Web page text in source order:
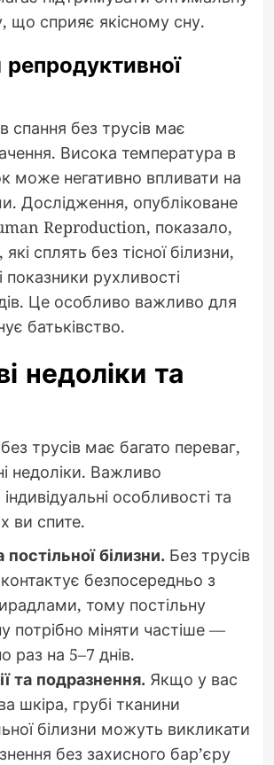
що сприяє якісному сну.
спання без трусів має
Висока температура в
може негативно впливати на
Дослідження, опубліковане
Reproduction, показало,
сплять без тісної білизни,
рухливості
Це особливо важливо для
батьківство.
недоліки та
трусів має багато переваг,
недоліки. Важливо
особливості та
ви спите.
постільної білизни. Без трусів
безпосередньо з
тому постільну
потрібно міняти частіше —
раз на 5–7 днів.
та подразнення. Якщо у вас
шкіра, грубі тканини
білизни можуть викликати
без захисного бар’єру